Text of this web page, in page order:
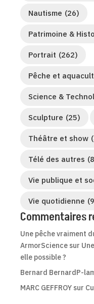
Nautisme (26)
Patrimoine &
Portrait (262)
Pêche et
Science &
Sculpture (25)
Théâtre et show
Télé des autres
Vie publique et
Vie quotidienne
Commentaires
Une pêche vraiment
ArmorScience sur
elle possible ?
Bernard BernardP-
MARC GEFFROY sur